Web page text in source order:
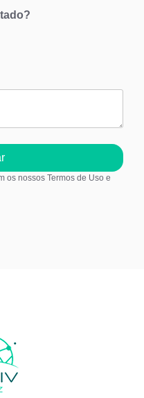
os nossos Termos de Uso e